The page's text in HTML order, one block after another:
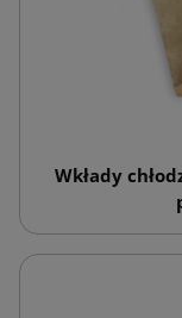
Wkłady